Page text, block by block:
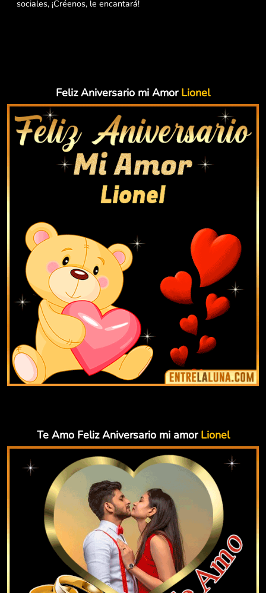
sociales, ¡Créenos, le encantará!
Feliz Aniversario mi Amor Lionel
Te Amo Feliz Aniversario mi amor Lionel